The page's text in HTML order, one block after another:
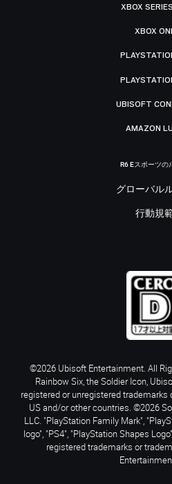
XBOX
XBOX
UBISOFT
AMAZON
R6 Eスポーツの
グローバル
行動規
©2026 Ubisoft Entertainment. All
Rainbow Six, the Soldier Icon,
registered or unregistered
US and/or other countries. ©2026
LLC. "PlayStation Family Mark",
logo", "PS4", "PlayStation Shapes
registered trademarks or